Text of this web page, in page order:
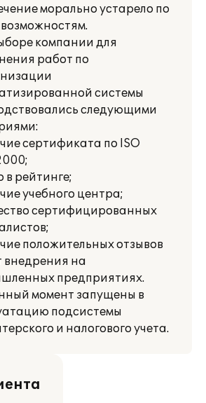
морально устарело по
компании для
работ по
системы
следующими
сертификата по ISO
в рейтинге;
учебного центра;
сертифицированных
положительных отзывов
внедрения на
предприятиях.
момент запущены в
подсистемы
и налогового учета.